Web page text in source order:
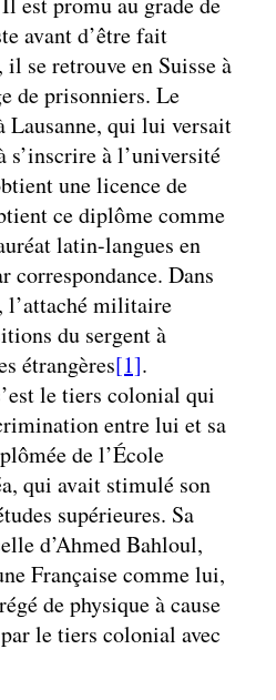
avant d’être fait
se retrouve en Suisse à
de prisonniers. Le
Lausanne, qui lui versait
s’inscrire à l’université
une licence de
ce diplôme comme
latin-langues en
correspondance. Dans
l’attaché militaire
du sergent à
étrangères[1].
le tiers colonial qui
entre lui et sa
de l’École
qui avait stimulé son
supérieures. Sa
d’Ahmed Bahloul,
Française comme lui,
de physique à cause
le tiers colonial avec